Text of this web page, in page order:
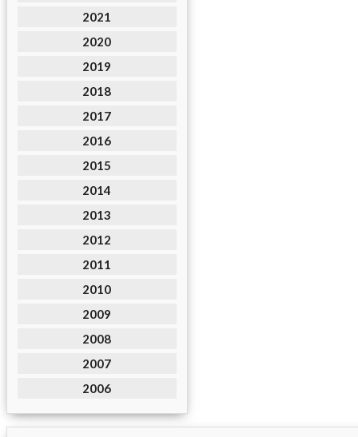
2021
2020
2019
2018
2017
2016
2015
2014
2013
2012
2011
2010
2009
2008
2007
2006